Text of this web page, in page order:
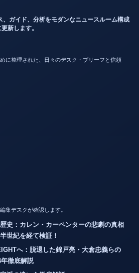
、ガイド、分析をモダンなニュースルーム構成
新します。
に整理された、日々のデスク・ブリーフと信頼
集デスクが確認します。
史：カレン・カーペンターの悲劇の真相
世紀を経て検証！
へ：脱退した錦戸亮・大倉忠義らの
徹底解説